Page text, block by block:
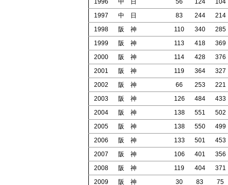
1996
中 日 56 124 104
1997
中 日 83 244 214
1998
阪 神 110 340 285
1999
阪 神 113 418 369
2000
阪 神 114 428 376
2001
阪 神 119 364 327
2002
阪 神 66 253 221
2003
阪 神 126 484 433
2004
阪 神 138 551 502
2005
阪 神 138 550 499
2006
阪 神 133 501 453
2007
阪 神 106 401 356
2008
阪 神 119 404 371
2009
阪 神 30 83 75